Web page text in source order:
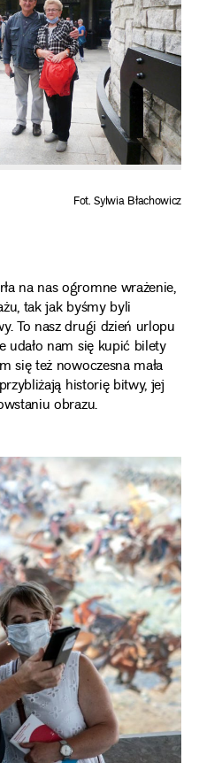
Fot. Sylwia Błachowicz
na nas ogromne wrażenie,
tak jak byśmy byli
To nasz drugi dzień urlopu
udało nam się kupić bilety
się też nowoczesna mała
historię bitwy, jej
obrazu.